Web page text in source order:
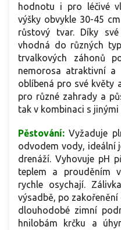
hodnotu i pro léčivé
výšky obvykle 30-45
růstový tvar. Díky
vhodná do různých
trvalkových záhonů
nemorosa atraktivní a
oblíbená pro své květy
pro různé zahrady a
tak v kombinaci s
Pěstování:Vyžaduje
odvodem vody, ideální
drenáží. Vyhovuje pH
teplem a prouděním
rychle osychají.
výsadbě, po zakořenění
dlouhodobé zimní
hnilobám krčku a